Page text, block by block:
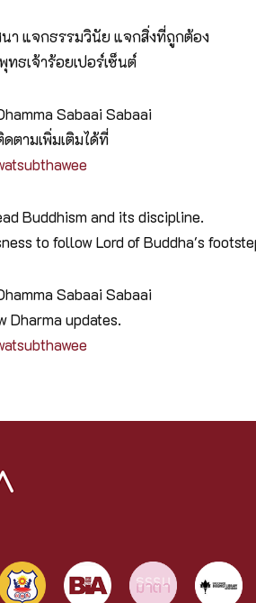
แจกธรรมวินัย แจกสิ่งที่ถูกต้อง
ทธเจ้าร้อยเปอร์เซ็นต์
Sabaai Sabaai
ตามเพิ่มเติมได้ที่
Buddhism and its discipline.
to follow Lord of Buddha's
Sabaai Sabaai
Dharma updates.